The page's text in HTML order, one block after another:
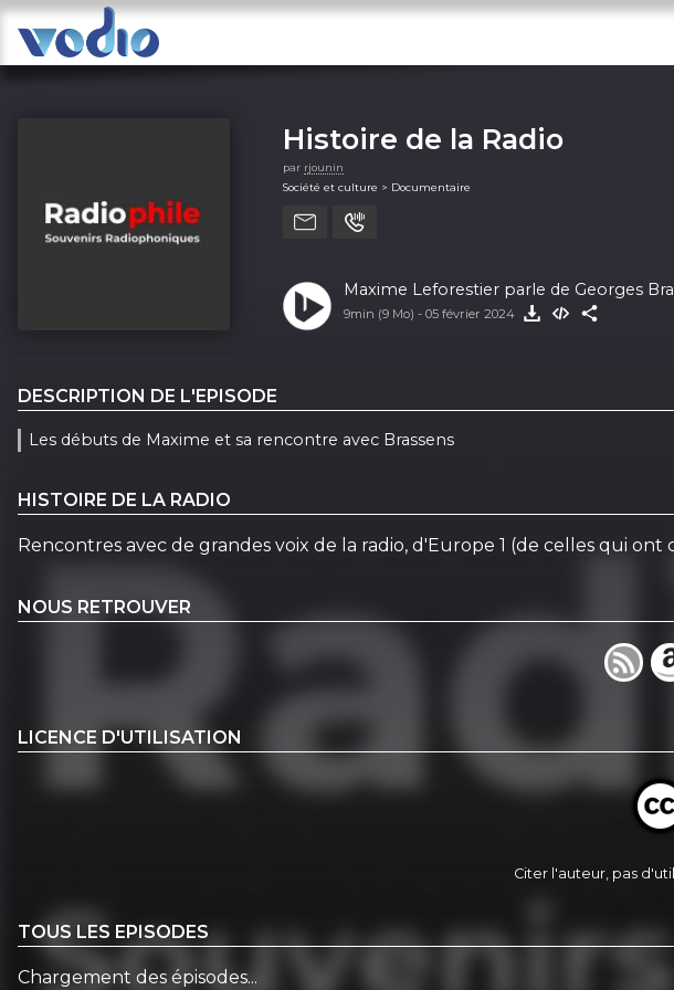
Histoire de la Radio
par rjounin
Société et culture > Documentaire
Maxime Leforestier parle de Georges
9min (9 Mo) - 05 février 2024
DESCRIPTION DE L'EPISODE
Les débuts de Maxime et sa rencontre avec Brassens
HISTOIRE DE LA RADIO
Rencontres avec de grandes voix de la radio, d'Europe 1 (de celles qui ont
NOUS RETROUVER
LICENCE D'UTILISATION
Citer l'auteur, pas
TOUS LES EPISODES
Chargement des épisodes...